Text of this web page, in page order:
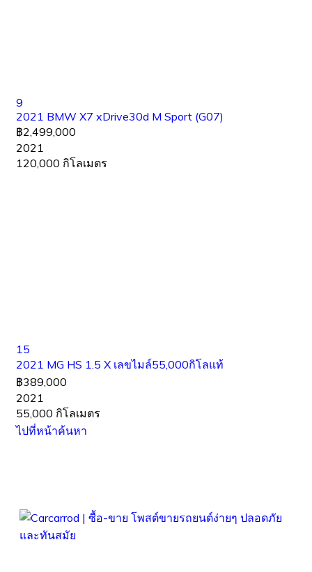
9
2021 BMW X7 xDrive30d M Sport (G07)
฿2,499,000
2021
120,000 กิโลเมตร
15
2021 MG HS 1.5 X เลขไมล์55,000กิโลแท้
฿389,000
2021
55,000 กิโลเมตร
ไปที่หน้าค้นหา